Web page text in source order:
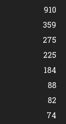
910
359
275
225
184
88
82
74